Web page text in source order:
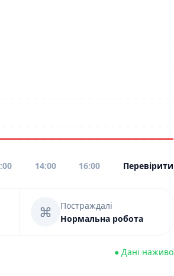
14:00 16:00 Перевірити
⌘
Постраждалі
Нормальна робота
● Дані наживо